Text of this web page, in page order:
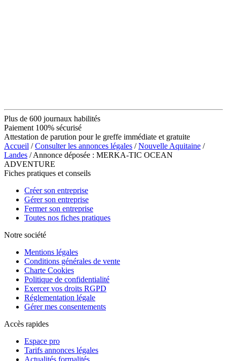
Plus de 600 journaux habilités
Paiement 100% sécurisé
Attestation de parution pour le greffe immédiate et gratuite
Accueil /Consulter les annonces légales /Nouvelle Aquitaine /
Landes / Annonce déposée : MERKA-TIC OCEAN
ADVENTURE
Fiches pratiques et conseils
Créer son entreprise
Gérer son entreprise
Fermer son entreprise
Toutes nos fiches pratiques
Notre société
Mentions légales
Conditions générales de vente
Charte Cookies
Politique de confidentialité
Exercer vos droits RGPD
Réglementation légale
Gérer mes consentements
Accès rapides
Espace pro
Tarifs annonces légales
Actualités formalités